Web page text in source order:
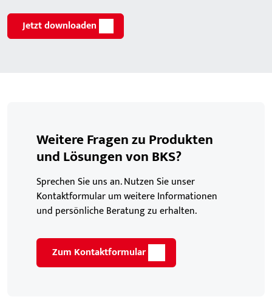
Jetzt downloaden
Weitere Fragen zu Produkten
und Lösungen von BKS?
Sprechen Sie uns an. Nutzen Sie unser
Kontaktformular um weitere Informationen
und persönliche Beratung zu erhalten.
Zum Kontaktformular